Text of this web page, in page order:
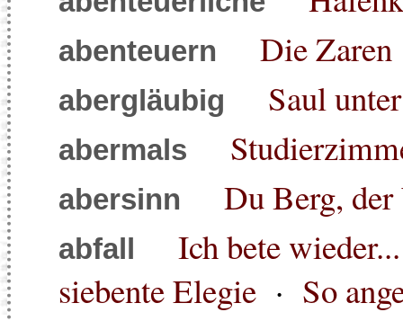
abenteuern Die Zaren
abergläubig Saul
abermals
abersinn Du Berg,
abfall Ich bete wieder...
siebente Elegie · So